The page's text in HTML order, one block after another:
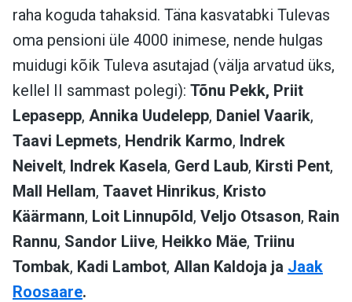
raha koguda tahaksid. Täna kasvatabki Tulevas
oma pensioni üle 4000 inimese, nende hulgas
muidugi kõik Tuleva asutajad (välja arvatud üks,
kellel II sammast polegi): Tõnu Pekk, Priit
Lepasepp, Annika Uudelepp, Daniel Vaarik,
Taavi Lepmets, Hendrik Karmo, Indrek
Neivelt, Indrek Kasela, Gerd Laub, Kirsti Pent,
Mall Hellam, Taavet Hinrikus, Kristo
Käärmann, Loit Linnupõld, Veljo Otsason, Rain
Rannu, Sandor Liive, Heikko Mäe, Triinu
Tombak, Kadi Lambot, Allan Kaldoja ja Jaak
Roosaare.